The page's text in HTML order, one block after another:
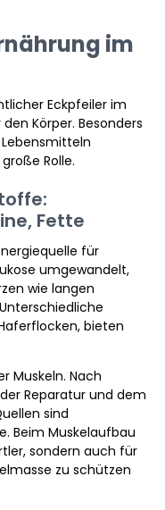
im
Eckpfeiler im
Körper. Besonders
Rolle.
Fette
für
umgewandelt,
wie langen
bieten
Muskeln. Nach
Reparatur und dem
sind
Beim Muskelaufbau
sondern auch für
zu schützen